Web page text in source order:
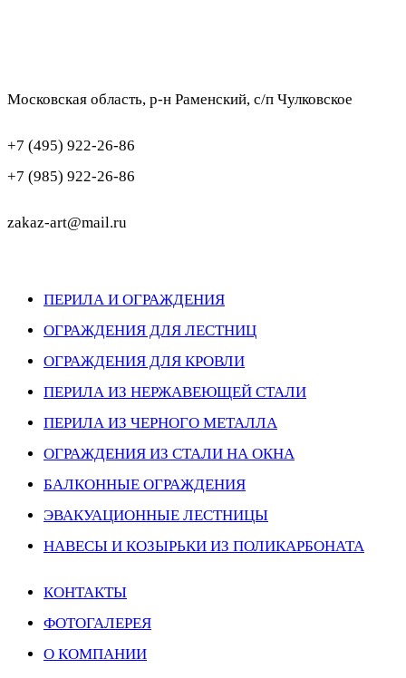
Московская область, р-н Раменский, с/п Чулковское
+7 (495) 922-26-86
+7 (985) 922-26-86
zakaz-art@mail.ru
ПЕРИЛА И ОГРАЖДЕНИЯ
ОГРАЖДЕНИЯ ДЛЯ ЛЕСТНИЦ
ОГРАЖДЕНИЯ ДЛЯ КРОВЛИ
ПЕРИЛА ИЗ НЕРЖАВЕЮЩЕЙ СТАЛИ
ПЕРИЛА ИЗ ЧЕРНОГО МЕТАЛЛА
ОГРАЖДЕНИЯ ИЗ СТАЛИ НА ОКНА
БАЛКОННЫЕ ОГРАЖДЕНИЯ
ЭВАКУАЦИОННЫЕ ЛЕСТНИЦЫ
НАВЕСЫ И КОЗЫРЬКИ ИЗ ПОЛИКАРБОНАТА
КОНТАКТЫ
ФОТОГАЛЕРЕЯ
О КОМПАНИИ